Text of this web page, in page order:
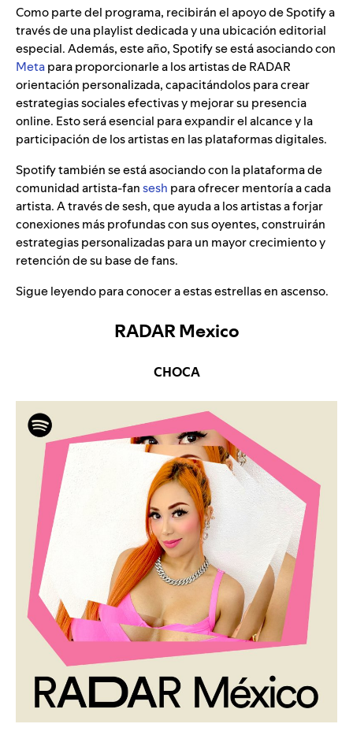
Como parte del programa, recibirán el apoyo de Spotify a
través de una playlist dedicada y una ubicación editorial
especial. Además, este año, Spotify se está asociando con
Metapara proporcionarle a los artistas de RADAR
orientación personalizada, capacitándolos para crear
estrategias sociales efectivas y mejorar su presencia
online. Esto será esencial para expandir el alcance y la
participación de los artistas en las plataformas digitales.
Spotify también se está asociando con la plataforma de
comunidad artista-fansesh para ofrecer mentoría a cada
artista. A través de sesh, que ayuda a los artistas a forjar
conexiones más profundas con sus oyentes, construirán
estrategias personalizadas para un mayor crecimiento y
retención de su base de fans.
Sigue leyendo para conocer a estas estrellas en ascenso.
RADAR Mexico
CHOCA